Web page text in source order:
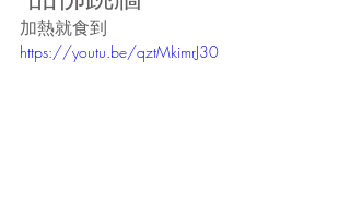
加熱就食到
https://youtu.be/qztMkimrJ30